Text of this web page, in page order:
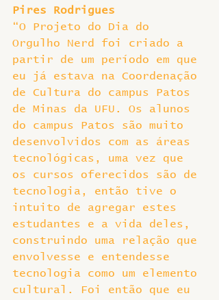
Pires Rodrigues
“O Projeto do Dia do
Orgulho Nerd foi criado a
partir de um período em que
eu já estava na Coordenação
de Cultura do campus Patos
de Minas da UFU. Os alunos
do campus Patos são muito
desenvolvidos com as áreas
tecnológicas, uma vez que
os cursos oferecidos são de
tecnologia, então tive o
intuito de agregar estes
estudantes e a vida deles,
construindo uma relação que
envolvesse e entendesse
tecnologia como um elemento
cultural. Foi então que eu